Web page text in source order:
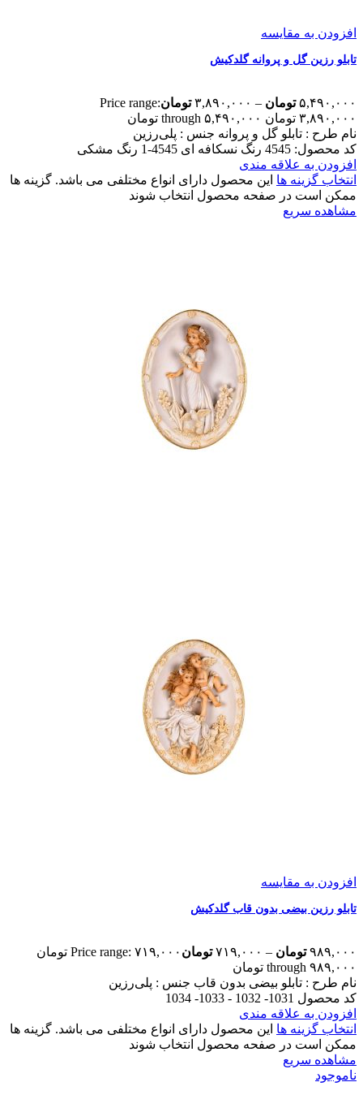
افزودن به مقایسه
تابلو رزین گل و پروانه گلدکیش
۵,۴۹۰,۰۰۰ تومان – ۳,۸۹۰,۰۰۰ تومانPrice range:
۳,۸۹۰,۰۰۰ تومان through ۵,۴۹۰,۰۰۰ تومان
نام طرح :‌ تابلو گل و پروانه جنس : پلی‌رزین
کد محصول: 4545 رنگ نسکافه ای 4545-1 رنگ مشکی
افزودن به علاقه مندی
انتخاب گزینه ها این محصول دارای انواع مختلفی می باشد. گزینه ها
ممکن است در صفحه محصول انتخاب شوند
مشاهده سریع
افزودن به مقایسه
تابلو رزین بیضی بدون قاب گلدکیش
۹۸۹,۰۰۰ تومان – ۷۱۹,۰۰۰ تومان
Price range: ۷۱۹,۰۰۰ تومان
through ۹۸۹,۰۰۰ تومان
نام طرح :‌ تابلو بیضی بدون قاب جنس : پلی‌رزین
کد محصول 1031- 1032 - 1033- 1034
افزودن به علاقه مندی
انتخاب گزینه ها این محصول دارای انواع مختلفی می باشد. گزینه ها
ممکن است در صفحه محصول انتخاب شوند
مشاهده سریع
ناموجود